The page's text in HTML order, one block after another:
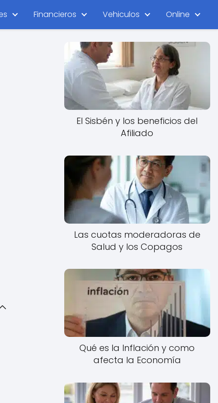
Financieros Vehiculos Online
El Sisbén y los beneficios del
Afiliado
Las cuotas moderadoras de
Salud y los Copagos
Qué es la Inflación y como
afecta la Economía